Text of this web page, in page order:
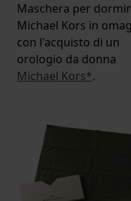
Maschera per
Michael Kors in
con l'acquisto di un
orologio da donna
Michael Kors*.